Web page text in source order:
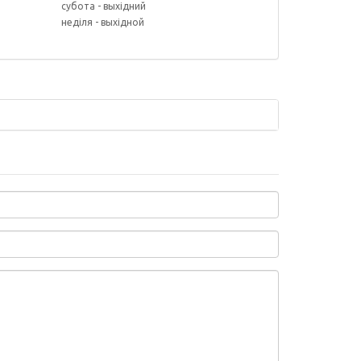
субота - выхідний
неділя - выхідной